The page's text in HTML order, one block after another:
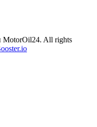
MotorOil24. All rights